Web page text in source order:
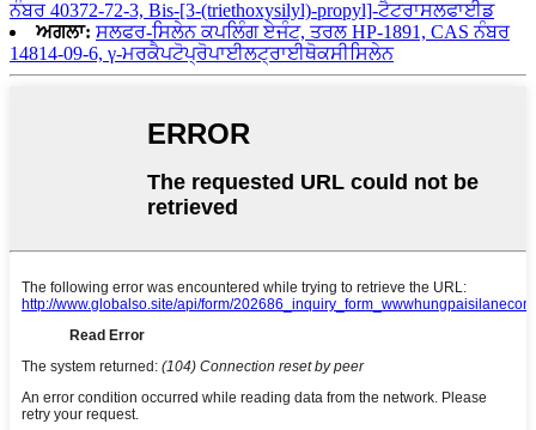
ਨੰਬਰ 40372-72-3, Bis-[3-(triethoxysilyl)-propyl]-ਟੈਟਰਾਸਲਫਾਈਡ
ਅਗਲਾ: ਸਲਫਰ-ਸਿਲੇਨ ਕਪਲਿੰਗ ਏਜੰਟ, ਤਰਲ HP-1891, CAS ਨੰਬਰ
14814-09-6, γ-ਮਰਕੈਪਟੋਪ੍ਰੋਪਾਈਲਟ੍ਰਾਈਥੋਕਸੀਸਿਲੇਨ